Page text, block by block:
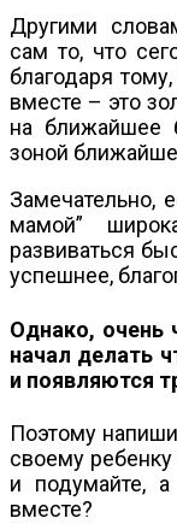
Другими
сам то, что
благодаря
вместе – это
на ближайшее
зоной
Замечательно,
мамой”
развиваться
успешнее,
Однако, очень
начал делать
и появляются
Поэтому
своему
и подумайте,
вместе?